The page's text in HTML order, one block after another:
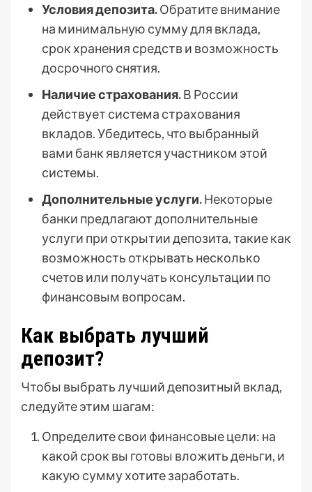
Условия депозита.Обратите внимание
на минимальную сумму для вклада,
срок хранения средств и возможность
досрочного снятия.
Наличие страхования.В России
действует система страхования
вкладов. Убедитесь, что выбранный
вами банк является участником этой
системы.
Дополнительные услуги.Некоторые
банки предлагают дополнительные
услуги при открытии депозита, такие как
возможность открывать несколько
счетов или получать консультации по
финансовым вопросам.
Как выбрать лучший
депозит?
Чтобы выбрать лучший депозитный вклад,
следуйте этим шагам:
Определите свои финансовые цели: на
какой срок вы готовы вложить деньги, и
какую сумму хотите заработать.